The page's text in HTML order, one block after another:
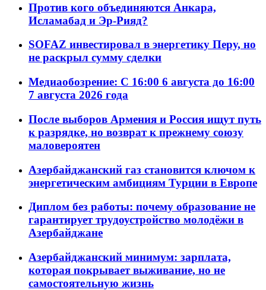
Против кого объединяются Анкара,
Исламабад и Эр-Рияд?
SOFAZ инвестировал в энергетику Перу, но
не раскрыл сумму сделки
Медиаобозрение: С 16:00 6 августа до 16:00
7 августа 2026 года
После выборов Армения и Россия ищут путь
к разрядке, но возврат к прежнему союзу
маловероятен
Азербайджанский газ становится ключом к
энергетическим амбициям Турции в Европе
Диплом без работы: почему образование не
гарантирует трудоустройство молодёжи в
Азербайджане
Азербайджанский минимум: зарплата,
которая покрывает выживание, но не
самостоятельную жизнь